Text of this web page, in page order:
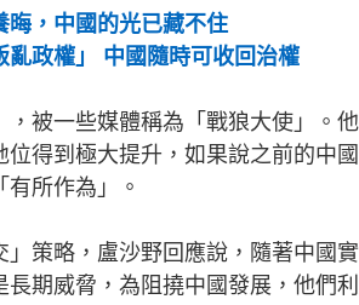
晦，中國的光已藏不住
亂政權」 中國隨時可收回治權
被一些媒體稱為「戰狼大使」。
得到極大提升，如果說之前的中
所作為」。
策略，盧沙野回應說，隨著中國
期威脅，為阻撓中國發展，他們